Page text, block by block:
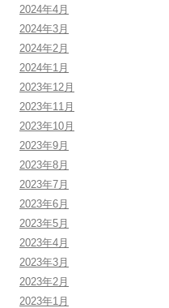
2024年4月
2024年3月
2024年2月
2024年1月
2023年12月
2023年11月
2023年10月
2023年9月
2023年8月
2023年7月
2023年6月
2023年5月
2023年4月
2023年3月
2023年2月
2023年1月